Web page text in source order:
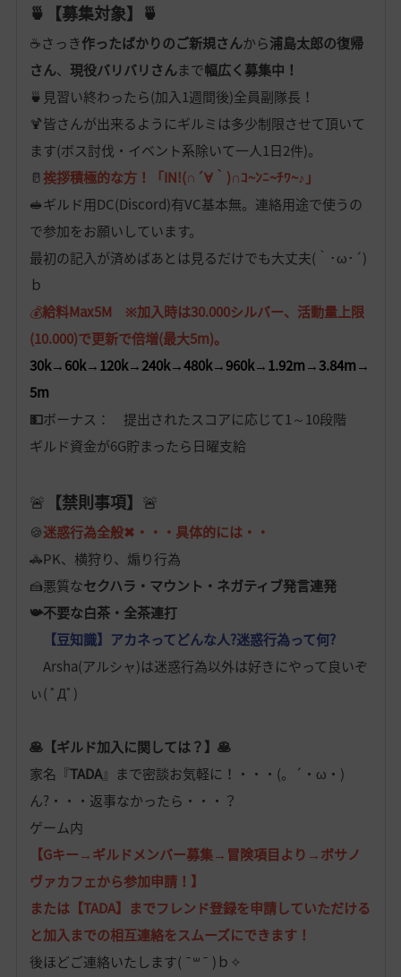
🍵【募集対象】🍵
☕さっき作ったばかりのご新規さんから浦島太郎の復帰
さん、 現役バリバリさんまで幅広く募集中！
🍵見習い終わったら(加入1週間後)全員副隊長！
🍹皆さんが出来るようにギルミは多少制限させて頂いて
ます(ボス討伐・イベント系除いて一人1日2件)。
🥛挨拶積極的な方！「IN!(∩´∀｀)∩ｺ~ﾝﾆ~ﾁﾜ~♪」
🥪ギルド用DC(Discord)有VC基本無。連絡用途で使うの
で参加をお願いしています。
最初の記入が済めばあとは見るだけでも大丈夫(｀･ω･´)
ｂ
💰給料Max5M ※加入時は30.000シルバー、活動量上限
(10.000)で更新で倍増(最大5m)。
30k→60k→120k→240k→480k→960k→1.92m→3.84m→
5m
💵ボーナス： 提出されたスコアに応じて1～10段階
ギルド資金が6G貯まったら日曜支給
🚨 【禁則事項】 🚨
🍪迷惑行為全般✖・・・具体的には・・
🚓PK、横狩り、煽り行為
🍰悪質なセクハラ・マウント・ネガティブ発言連発
📯不要な白茶・全茶連打
【豆知識】アカネってどんな人?迷惑行為って何?
Arsha(アルシャ)は迷惑行為以外は好きにやって良いぞ
ぃ( ﾟДﾟ)
🥞【ギルド加入に関しては？】🥞
家名『TADA』まで密談お気軽に！・・・(。´・ω・)
ん?・・・返事なかったら・・・？
ゲーム内
【Gキー→ギルドメンバー募集→冒険項目より→ボサノ
ヴァカフェから参加申請！】
または【TADA】までフレンド登録を申請していただける
と加入までの相互連絡をスムーズにできます！
後ほどご連絡いたします( ¯꒳¯ )ｂ✧